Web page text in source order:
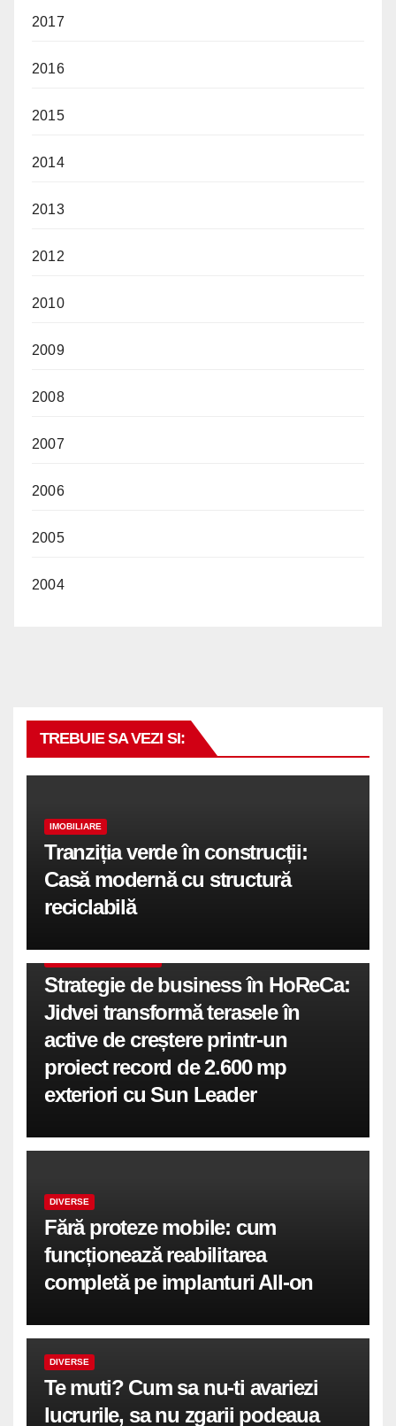
2017
2016
2015
2014
2013
2012
2010
2009
2008
2007
2006
2005
2004
TREBUIE SA VEZI SI:
IMOBILIARE
Tranziția verde în construcții:
Casă modernă cu structură
reciclabilă
Strategie de business în HoReCa:
Jidvei transformă terasele în
active de creștere printr-un
proiect record de 2.600 mp
exteriori cu Sun Leader
DIVERSE
Fără proteze mobile: cum
funcționează reabilitarea
completă pe implanturi All-on
DIVERSE
Te muti? Cum sa nu-ti avariezi
lucrurile, sa nu zgarii podeaua